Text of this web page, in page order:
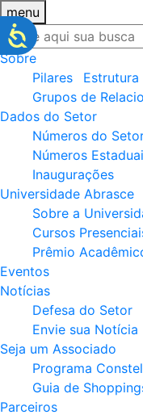
menu
Sobre
Pilares
Estrutura
Grupos de
Dados do Setor
Números do
Números
Inaugurações
Universidade Abrasce
Sobre a
Cursos
Prêmio
Eventos
Notícias
Defesa do Setor
Envie sua Notícia
Seja um Associado
Programa
Guia de
Parceiros